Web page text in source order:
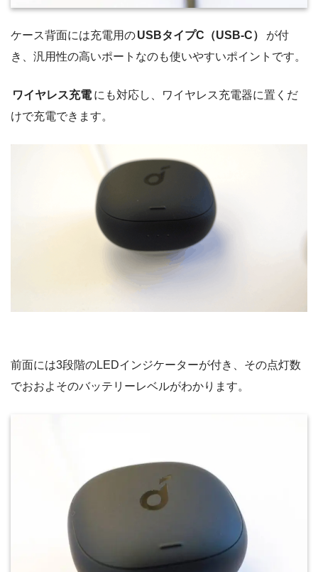
ケース背面には充電用のUSBタイプC（USB-C）
が付
き、汎用性の高いポートなのも使いやすいポイントです。
ワイヤレス充電 にも対応し、ワイヤレス充電器に置くだ
けで充電できます。
前面には3段階のLEDインジケーターが付き、その点灯数
でおおよそのバッテリーレベルがわかります。